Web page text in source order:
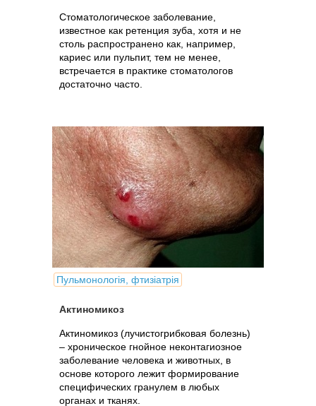
Стоматологическое заболевание,
известное как ретенция зуба, хотя и не
столь распространено как, например,
кариес или пульпит, тем не менее,
встречается в практике стоматологов
достаточно часто.
Пульмонологія, фтизіатрія
Актиномикоз
Актиномикоз (лучистогрибковая болезнь)
– хроническое гнойное неконтагиозное
заболевание человека и животных, в
основе которого лежит формирование
специфических гранулем в любых
органах и тканях.